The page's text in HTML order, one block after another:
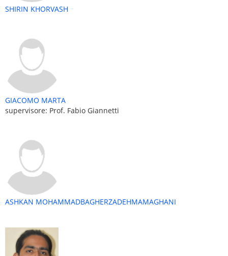
SHIRIN KHORVASH
GIACOMO MARTA
supervisore: Prof. Fabio Giannetti
ASHKAN MOHAMMADBAGHERZADEHMAMAGHANI